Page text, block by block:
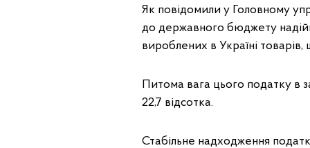
Як повідомили у Головному
до державного бюджету
вироблених в Україні
Питома вага цього податку в
22,7 відсотка.
Стабільне надходження